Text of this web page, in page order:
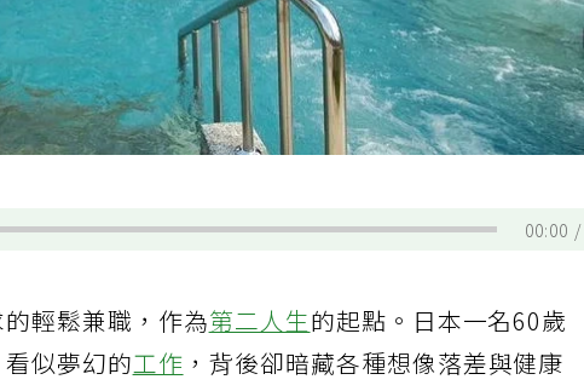
00:00
輕鬆兼職，作為第二人生的起點。日本一名60歲
似夢幻的工作 ，背後卻暗藏各種想像落差與健康